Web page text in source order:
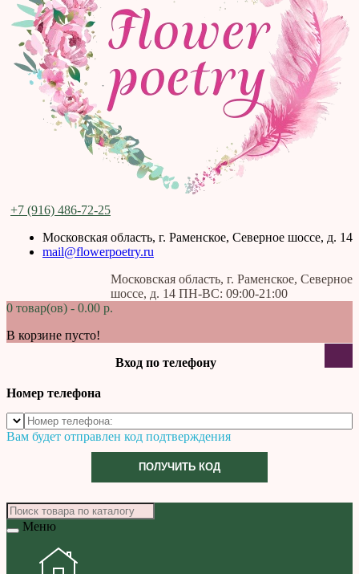
+7 (916) 486-72-25
Московская область, г. Раменское, Северное шоссе, д. 14
mail@flowerpoetry.ru
Московская область, г. Раменское, Северное
шоссе, д. 14 ПН-ВС: 09:00-21:00
0 товар(ов) - 0.00 р.
В корзине пусто!
Вход по телефону
Номер телефона
Вам будет отправлен код подтверждения
ПОЛУЧИТЬ КОД
Меню